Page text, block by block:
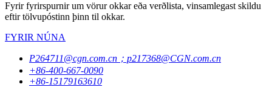
Fyrir fyrirspurnir um vörur okkar eða verðlista, vinsamlegast skildu
eftir tölvupóstinn þinn til okkar.
FYRIR NÚNA
P264711@cgn.com.cn；p217368@CGN.com.cn
+86-400-667-0090
+86-15179163610